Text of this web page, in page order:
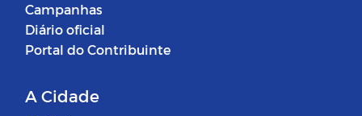
Campanhas
Diário oficial
Portal do Contribuinte
A Cidade